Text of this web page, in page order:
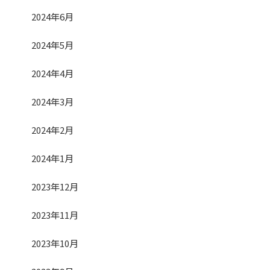
2024年6月
2024年5月
2024年4月
2024年3月
2024年2月
2024年1月
2023年12月
2023年11月
2023年10月